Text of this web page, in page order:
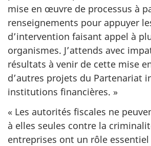
mise en œuvre de processus à
renseignements pour appuyer
d’intervention faisant appel à
organismes. J’attends avec
résultats à venir de cette mise
d’autres projets du Partenariat
institutions financières. »
« Les autorités fiscales ne
à elles seules contre la
entreprises ont un rôle